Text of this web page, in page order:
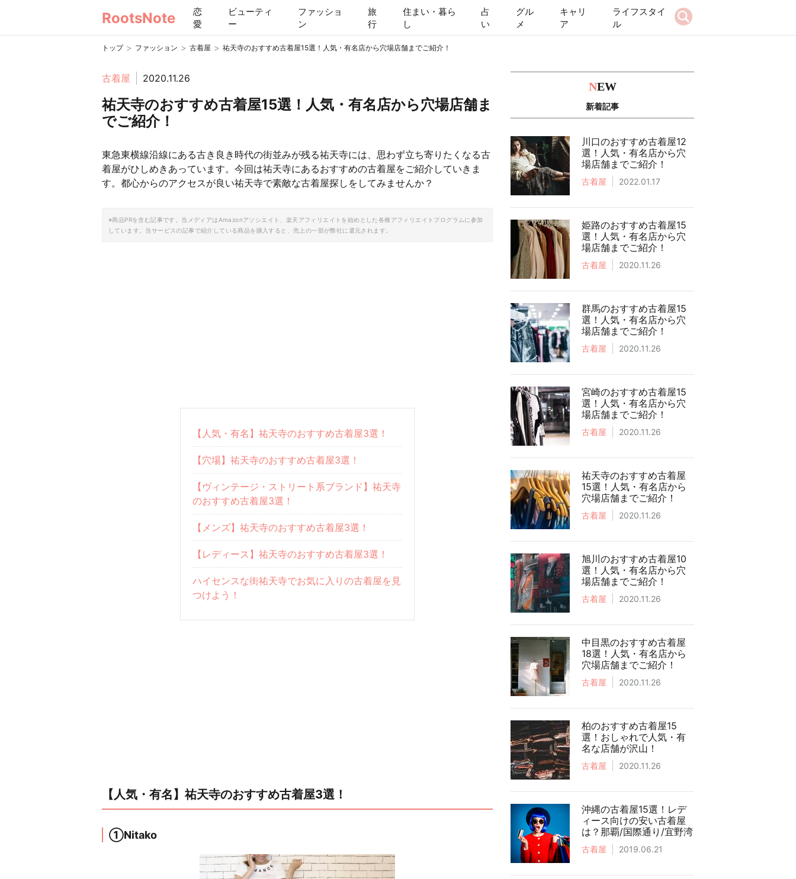
RootsNote
恋
愛
ビューティ
ー
ファッショ
ン
旅
行
住まい・暮ら
し
占
い
グル
メ
キャリ
ア
ライフスタイ
ル
トップ > ファッション > 古着屋 > 祐天寺のおすすめ古着屋15選！人気・有名店から穴場店舗までご紹介！
古着屋 2020.11.26
祐天寺のおすすめ古着屋15選！人気・有名店から穴場店舗ま
でご紹介！
東急東横線沿線にある古き良き時代の街並みが残る祐天寺には、思わず立ち寄りたくなる古
着屋がひしめきあっています。今回は祐天寺にあるおすすめの古着屋をご紹介していきま
す。都心からのアクセスが良い祐天寺で素敵な古着屋探しをしてみませんか？
※商品PRを含む記事です。当メディアはAmazonアソシエイト、楽天アフィリエイトを始めとした各種アフィリエイトプログラムに参加
しています。当サービスの記事で紹介している商品を購入すると、売上の一部が弊社に還元されます。
【人気・有名】祐天寺のおすすめ古着屋3選！
【穴場】祐天寺のおすすめ古着屋3選！
【ヴィンテージ・ストリート系ブランド】祐天寺
のおすすめ古着屋3選！
【メンズ】祐天寺のおすすめ古着屋3選！
【レディース】祐天寺のおすすめ古着屋3選！
ハイセンスな街祐天寺でお気に入りの古着屋を見
つけよう！
【人気・有名】祐天寺のおすすめ古着屋3選！
①Nitako
NEW
新着記事
川口のおすすめ古着屋12
選！人気・有名店から穴
場店舗までご紹介！
古着屋 2022.01.17
姫路のおすすめ古着屋15
選！人気・有名店から穴
場店舗までご紹介！
古着屋 2020.11.26
群馬のおすすめ古着屋15
選！人気・有名店から穴
場店舗までご紹介！
古着屋 2020.11.26
宮崎のおすすめ古着屋15
選！人気・有名店から穴
場店舗までご紹介！
古着屋 2020.11.26
祐天寺のおすすめ古着屋
15選！人気・有名店から
穴場店舗までご紹介！
古着屋 2020.11.26
旭川のおすすめ古着屋10
選！人気・有名店から穴
場店舗までご紹介！
古着屋 2020.11.26
中目黒のおすすめ古着屋
18選！人気・有名店から
穴場店舗までご紹介！
古着屋 2020.11.26
柏のおすすめ古着屋15
選！おしゃれで人気・有
名な店舗が沢山！
古着屋 2020.11.26
沖縄の古着屋15選！レデ
ィース向けの安い古着屋
は？那覇/国際通り/宜野湾
古着屋 2019.06.21